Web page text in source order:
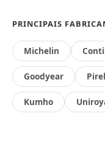
PRINCIPAIS
Michelin
Goodyear
Kumho